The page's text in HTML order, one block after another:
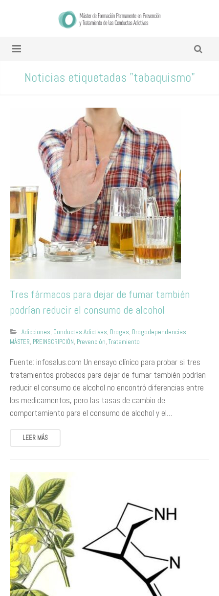
Noticias etiquetadas "tabaquismo"
Tres fármacos para dejar de fumar también
podrían reducir el consumo de alcohol
Adicciones, Conductas Adictivas, Drogas, Drogodependencias,
MÁSTER, PREINSCRIPCIÓN, Prevención, Tratamiento
Fuente: infosalus.com Un ensayo clínico para probar si tres
tratamientos probados para dejar de fumar también podrían
reducir el consumo de alcohol no encontró diferencias entre
los medicamentos, pero las tasas de cambio de
comportamiento para el consumo de alcohol y el…
LEER MÁS